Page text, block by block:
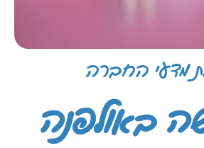
מדעי החברה
באולפנה